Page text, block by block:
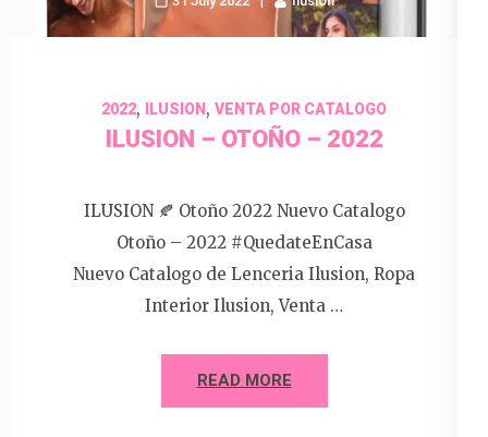
2022, ILUSION , VENTA POR CATALOGO
ILUSION – OTOÑO – 2022
ILUSION 🍂 Otoño 2022 Nuevo Catalogo
Otoño – 2022 #QuedateEnCasa
Nuevo Catalogo de Lenceria Ilusion, Ropa
Interior Ilusion, Venta …
READ MORE